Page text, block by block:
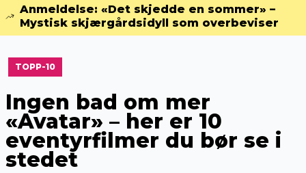
Anmeldelse: «Det skjedde en sommer» –
Mystisk skjærgårdsidyll som overbeviser
TOPP-10
Ingen bad om mer
«Avatar» – her er 10
eventyrfilmer du bør se i
stedet